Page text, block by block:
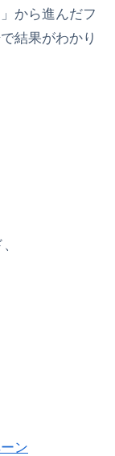
から進んだフ
結果がわかり
ン